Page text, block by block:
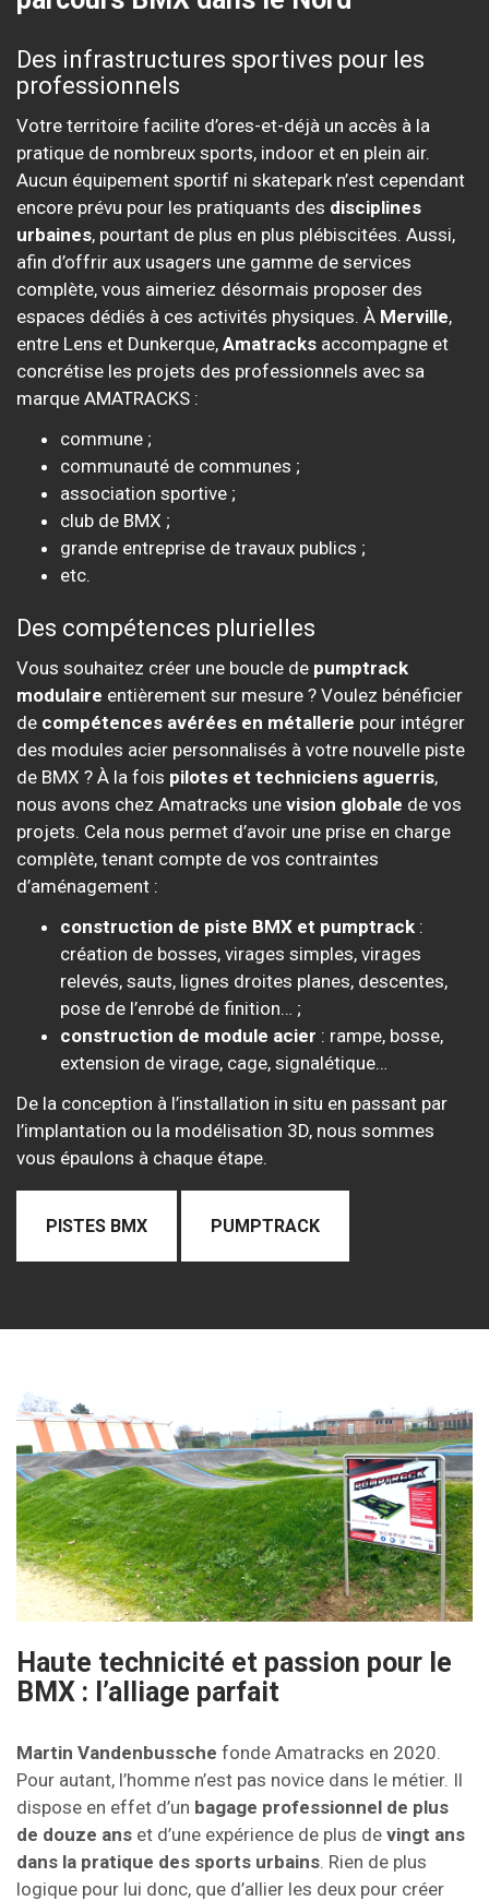
Des infrastructures sportives pour les
professionnels
Votre territoire facilite d’ores-et-déjà un accès à la
pratique de nombreux sports, indoor et en plein air.
Aucun équipement sportif ni skatepark n’est cependant
encore prévu pour les pratiquants des disciplines
urbaines, pourtant de plus en plus plébiscitées. Aussi,
afin d’offrir aux usagers une gamme de services
complète, vous aimeriez désormais proposer des
espaces dédiés à ces activités physiques. À Merville,
entre Lens et Dunkerque, Amatracks accompagne et
concrétise les projets des professionnels avec sa
marque AMATRACKS :
commune ;
communauté de communes ;
association sportive ;
club de BMX ;
grande entreprise de travaux publics ;
etc.
Des compétences plurielles
Vous souhaitez créer une boucle de pumptrack
modulaire entièrement sur mesure ? Voulez bénéficier
de compétences avérées en métallerie pour intégrer
des modules acier personnalisés à votre nouvelle piste
de BMX ? À la fois pilotes et techniciens aguerris,
nous avons chez Amatracks une vision globale de vos
projets. Cela nous permet d’avoir une prise en charge
complète, tenant compte de vos contraintes
d’aménagement :
construction de piste BMX et pumptrack :
création de bosses, virages simples, virages
relevés, sauts, lignes droites planes, descentes,
pose de l’enrobé de finition… ;
construction de module acier : rampe, bosse,
extension de virage, cage, signalétique…
De la conception à l’installation in situ en passant par
l’implantation ou la modélisation 3D, nous sommes
vous épaulons à chaque étape.
PISTES BMX PUMPTRACK
Haute technicité et passion pour le
BMX : l’alliage parfait
Martin Vandenbussche fonde Amatracks en 2020.
Pour autant, l’homme n’est pas novice dans le métier. Il
dispose en effet d’un bagage professionnel de plus
de douze ans et d’une expérience de plus de vingt ans
dans la pratique des sports urbains. Rien de plus
logique pour lui donc, que d’allier les deux pour créer